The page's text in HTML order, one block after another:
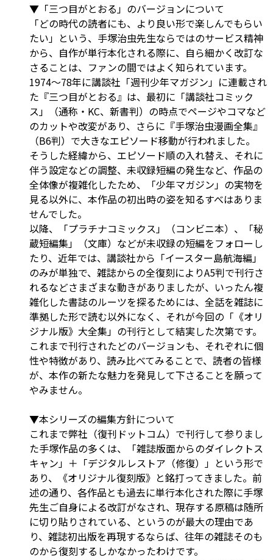
▼「三つ目がとおる」のバージョンについて
「どの時代の読者にも、より良い形で楽しんでもらい
たい」という、手塚治虫先生ならではのサービス精神
から、自作が単行本化される際に、自ら細かく改訂な
さることは、ファンの間ではよく知られています。
1974～78年に講談社「週刊少年マガジン」に連載され
た『三つ目がとおる』は、最初に「講談社コミック
ス」（通称・KC、新書判）の時点でページやコマなど
のカットや改変があり、さらに『手塚治虫漫画全集』
（B6判）で大きなエピソード移動が行われました。
そうした経緯から、エピソード順の入れ替え、それに
伴う設定などの調整、未収録短編の発生など、作品の
全体像が複雑化したため、「少年マガジン」の実物を
見る以外に、本作品の初出時の姿を知るすべはありま
せんでした。
以降、「プラチナコミックス」（コンビニ本）、「秘
蔵短編集」（文庫）などが未収録の短編をフォローし
たり、近年では、講談社から「イースター島航海編」
のみが単独で、雑誌からの全復刻によりA5判で刊行さ
れるなどさまざまな動きがありましたが、いったん複
雑化した書誌のルーツを探るためには、全話を雑誌に
準拠した形で読む以外になく、それが今回の「《オリ
ジナル版》大全集」の刊行として結実した次第です。
これまで刊行されたどのバージョンも、それぞれに個
性や特徴があり、読み比べてみることで、読者の皆様
が、本作の新たな魅力を発見して下さることを願って
やみません。
▼本シリーズの編集方針について
これまで弊社（復刊ドットコム）で刊行して参りまし
た手塚作品の多くは、「雑誌版面からのダイレクトス
キャン」＋「デジタルレストア（修復）」という形で
あり、《オリジナル復刻版》と銘打ってきました。前
述の通り、各作品とも過去に単行本化された際に手塚
先生ご自身による改訂がなされ、現存する原稿は随所
に切り貼りされている、というのが最大の理由であ
り、雑誌初出版を再現するならば、往年の雑誌そのも
のから復刻するしかなかったわけです。